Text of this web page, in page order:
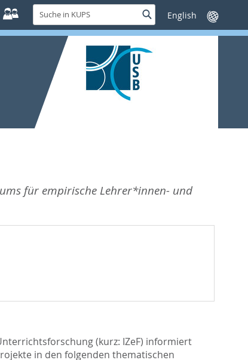
Suche
in
KUPS
SucheSprache
wechseln
für empirische Lehrer*innen- und
(kurz: IZeF) informiert
in den folgenden thematischen